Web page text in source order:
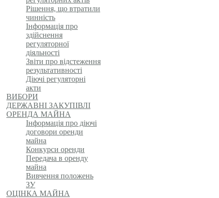
Рішення, що втратили
чинність
Інформація про
здійснення
регуляторної
діяльності
Звіти про відстеження
результативності
Діючі регуляторні
акти
ВИБОРИ
ДЕРЖАВНІ ЗАКУПІВЛІ
ОРЕНДА МАЙНА
Інформація про діючі
договори оренди
майна
Конкурси оренди
Передача в оренду
майна
Вивчення положень
ЗУ
ОЦІНКА МАЙНА